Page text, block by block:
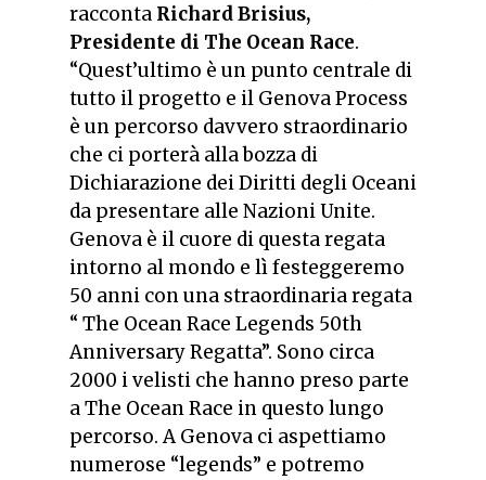
racconta Richard Brisius,
Presidente di The Ocean Race.
“Quest’ultimo è un punto centrale di
tutto il progetto e il Genova Process
è un percorso davvero straordinario
che ci porterà alla bozza di
Dichiarazione dei Diritti degli Oceani
da presentare alle Nazioni Unite.
Genova è il cuore di questa regata
intorno al mondo e lì festeggeremo
50 anni con una straordinaria regata
“ The Ocean Race Legends 50th
Anniversary Regatta”. Sono circa
2000 i velisti che hanno preso parte
a The Ocean Race in questo lungo
percorso. A Genova ci aspettiamo
numerose “legends” e potremo